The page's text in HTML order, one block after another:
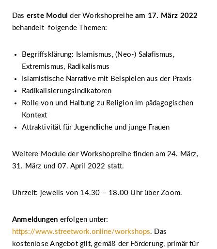
Das erste Modul der Workshopreiheam 17. März 2022
behandelt folgende Themen:
Begriffsklärung: Islamismus, (Neo-) Salafismus,
Extremismus, Radikalismus
Islamistische Narrative mit Beispielen aus der Praxis
Radikalisierungsindikatoren
Rolle von und Haltung zu Religion im pädagogischen
Kontext
Attraktivität für Jugendliche und junge Frauen
Weitere Module der Workshopreihe finden am 24. März,
31. März und 07. April 2022 statt.
Uhrzeit: jeweils von 14.30 – 18.00 Uhr über Zoom.
Anmeldungen erfolgen unter:
https://www.streetwork.online/workshops. Das
kostenlose Angebot gilt, gemäß der Förderung, primär für